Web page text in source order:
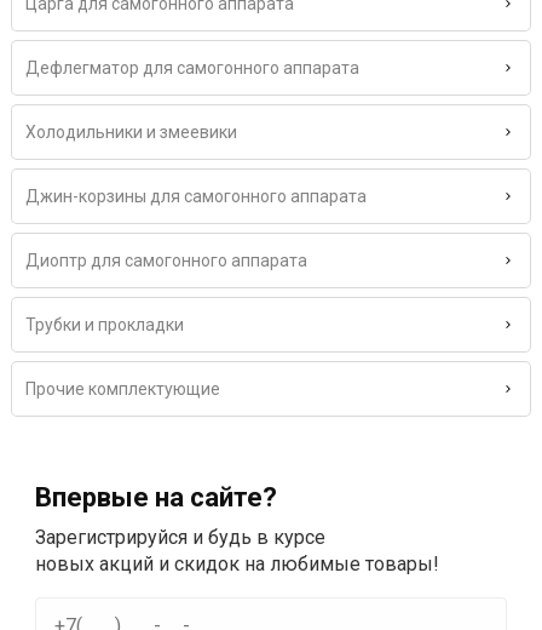
Дефлегматор для самогонного аппарата
Холодильники и змеевики
Джин-корзины для самогонного аппарата
Диоптр для самогонного аппарата
Трубки и прокладки
Прочие комплектующие
Впервые на сайте?
Зарегистрируйся и будь в курсе
новых акций и скидок на любимые товары!